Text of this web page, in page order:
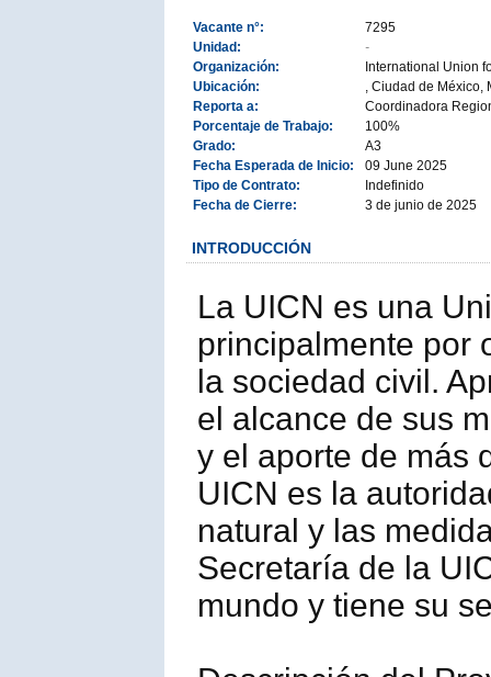
Vacante n°:
7295
Unidad:
-
Organización:
International Union
Ubicación:
, Ciudad de México,
Reporta a:
Coordinadora
Porcentaje de Trabajo:
100%
Grado:
A3
Fecha Esperada de Inicio:
09 June 2025
Tipo de Contrato:
Indefinido
Fecha de Cierre:
3 de junio de 2025
INTRODUCCIÓN
La UICN es una
principalmente por
la sociedad civil.
el alcance de sus
y el aporte de más
UICN es la
natural y las
Secretaría de la
mundo y tiene su